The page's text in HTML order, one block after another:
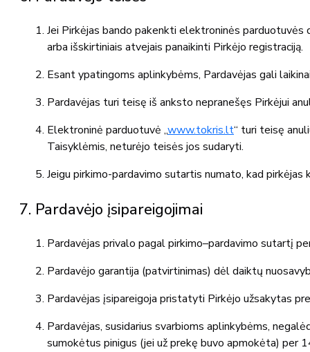
Jei Pirkėjas bando pakenkti elektroninės
arba išskirtiniais atvejais panaikinti Pirkėjo registraciją.
Esant ypatingoms aplinkybėms, Pardavėjas gali
Pardavėjas turi teisę iš anksto nepranešęs Pirkėjui
Elektroninė parduotuvė „www.tokris.lt“ turi teisę
Taisyklėmis, neturėjo teisės jos sudaryti.
Jeigu pirkimo-pardavimo sutartis numato, kad
7. Pardavėjo įsipareigojimai
Pardavėjas privalo pagal pirkimo–pardavimo sutartį
Pardavėjo garantija (patvirtinimas) dėl daiktų
Pardavėjas įsipareigoja pristatyti Pirkėjo užsakytas
Pardavėjas, susidarius svarbioms aplinkybėms,
sumokėtus pinigus (jei už prekę buvo apmokėta) per